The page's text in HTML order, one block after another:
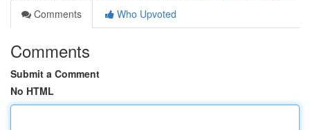
Comments
Who Upvoted
Comments
Submit a Comment
No HTML